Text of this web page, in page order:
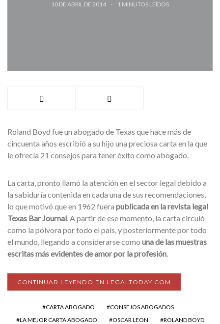
10 DE ABRIL DE 2014 1 MINUTOS LEÍDOS
Roland Boyd fue un abogado de Texas que hace más de
cincuenta años escribió a su hijo una preciosa carta en la que
le ofrecía 21 consejos para tener éxito como abogado.
La carta, pronto llamó la atención en el sector legal debido a
la sabiduría contenida en cada una de sus recomendaciones,
lo que motivó que en 1962 fuera publicada en la revista legal
Texas Bar Journal. A partir de ese momento, la carta circuló
como la pólvora por todo el país, y posteriormente por todo
el mundo, llegando a considerarse como una de las muestras
escritas más evidentes de amor por la profesión.
CONTINUAR LEYENDO EN LEGALTODAY.COM
CARTA ABOGADO
CONSEJOS ABOGADOS
LA MEJOR CARTA ABOGADO
OSCAR LEON ROLAND BOYD